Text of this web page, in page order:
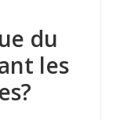
du
les